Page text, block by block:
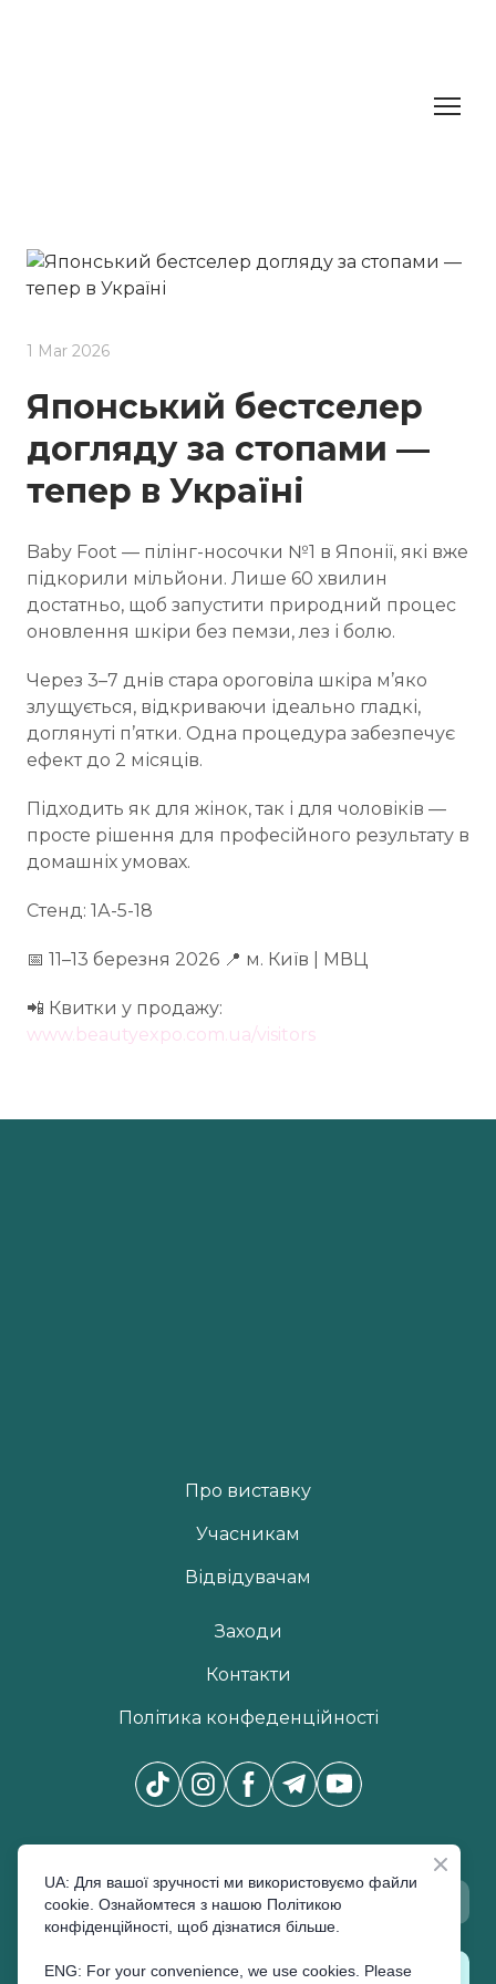
1 Mar 2026
Японський бестселер
догляду за стопами —
тепер в Україні
Baby Foot — пілінг-носочки №1 в Японії, які вже
підкорили мільйони. Лише 60 хвилин
достатньо, щоб запустити природний процес
оновлення шкіри без пемзи, лез і болю.
Через 3–7 днів стара ороговіла шкіра м’яко
злущується, відкриваючи ідеально гладкі,
доглянуті п’ятки. Одна процедура забезпечує
ефект до 2 місяців.
Підходить як для жінок, так і для чоловіків —
просте рішення для професійного результату в
домашніх умовах.
Стенд: 1А-5-18
📅 11–13 березня 2026 📍 м. Київ | МВЦ
📲 Квитки у продажу:
www.beautyexpo.com.ua/visitors
Про виставку
Учасникам
Відвідувачам
Заходи
Контакти
Політика конфеденційності
ПІДПИСАТИСЬ
UA: Для вашої зручності ми використовуємо файли
cookie. Ознайомтеся з нашою Політикою
конфіденційності, щоб дізнатися більше.
ENG: For your convenience, we use cookies. Please